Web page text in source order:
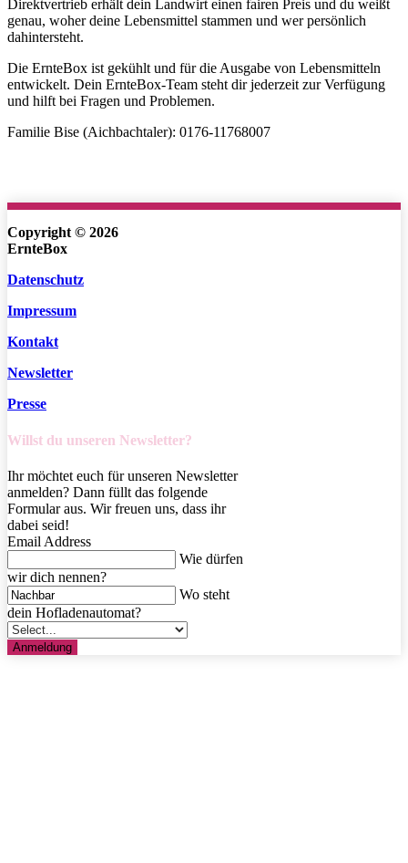
Direktvertrieb erhält dein Landwirt einen fairen Preis und du weißt
genau, woher deine Lebensmittel stammen und wer persönlich
dahintersteht.
Die ErnteBox ist gekühlt und für die Ausgabe von Lebensmitteln
entwickelt. Dein ErnteBox-Team steht dir jederzeit zur Verfügung
und hilft bei Fragen und Problemen.
Familie Bise (Aichbachtaler): 0176-11768007
Copyright © 2026
ErnteBox
Datenschutz
Impressum
Kontakt
Newsletter
Presse
Willst du unseren Newsletter?
Ihr möchtet euch für unseren Newsletter
anmelden? Dann füllt das folgende
Formular aus. Wir freuen uns, dass ihr
dabei seid!
Email Address
Wie dürfen
wir dich nennen?
Wo steht
dein Hofladenautomat?
Anmeldung